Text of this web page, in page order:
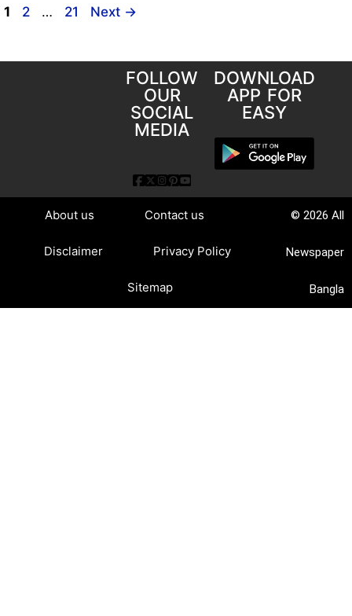
1 2 … 21 Next →
FOLLOW
OUR
SOCIAL
MEDIA
DOWNLOAD
APP FOR
EASY
About us Contact us
Disclaimer Privacy Policy
Sitemap
© 2026 All
Newspaper
Bangla